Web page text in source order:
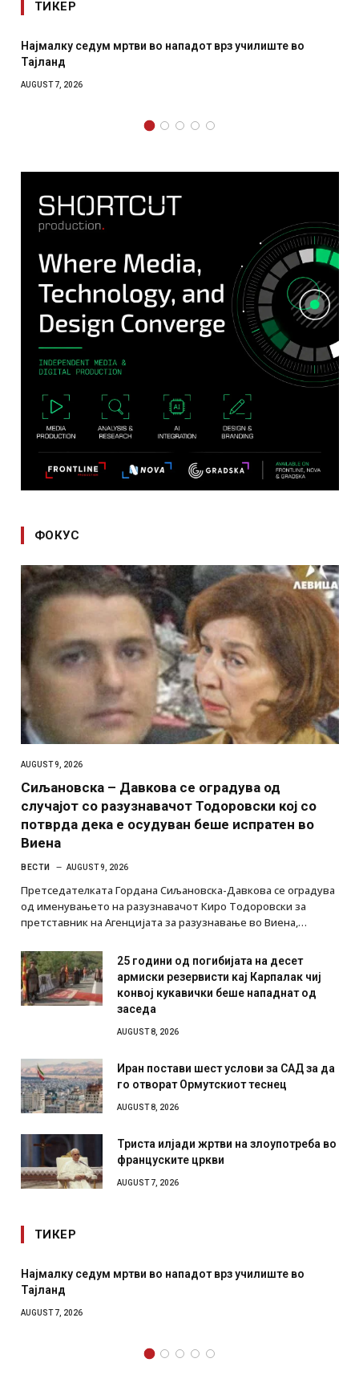
ТИКЕР
Најмалку седум мртви во нападот врз училиште во
Тајланд
AUGUST 7, 2026
ФОКУС
AUGUST 9, 2026
Сиљановска – Давкова се оградува од
случајот со разузнавачот Тодоровски кој со
потврда дека е осудуван беше испратен во
Виена
ВЕСТИ AUGUST 9, 2026
Претседателката Гордана Сиљановска-Давкова се оградува
од именувањето на разузнавачот Киро Тодоровски за
претставник на Агенцијата за разузнавање во Виена,…
25 години од погибијата на десет
армиски резервисти кај Карпалак чиј
конвој кукавички беше нападнат од
заседа
AUGUST 8, 2026
Иран постави шест услови за САД за да
го отворат Ормутскиот теснец
AUGUST 8, 2026
Триста илјади жртви на злоупотреба во
француските цркви
AUGUST 7, 2026
ТИКЕР
Најмалку седум мртви во нападот врз училиште во
Тајланд
AUGUST 7, 2026